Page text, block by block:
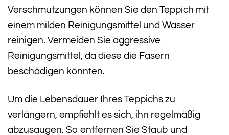
Verschmutzungen können Sie den Teppich mit
einem milden Reinigungsmittel und Wasser
reinigen. Vermeiden Sie aggressive
Reinigungsmittel, da diese die Fasern
beschädigen könnten.
Um die Lebensdauer Ihres Teppichs zu
verlängern, empfiehlt es sich, ihn regelmäßig
abzusaugen. So entfernen Sie Staub und